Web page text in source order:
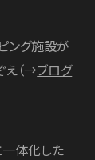
ング施設が
え（→ブログ
体化した